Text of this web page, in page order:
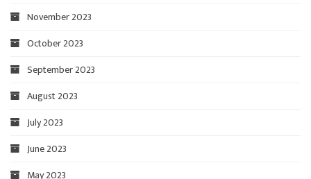
November 2023
October 2023
September 2023
August 2023
July 2023
June 2023
May 2023